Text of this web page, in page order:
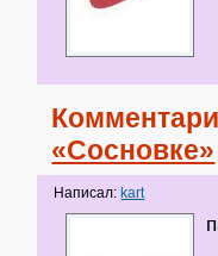
«Сосновке»
Написал: kart